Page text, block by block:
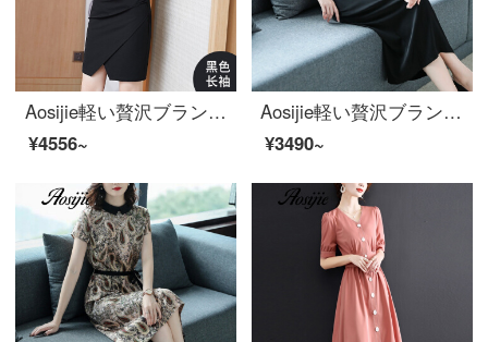
Aosijie軽い贅沢ブランドの婦人服の職業は尻のワンピースの女性を包んで、2020秋に新しいOLの出発点の小さい黒いスカートのVネックの修身の気質が現れてやせている1歩のスカートの黒色の長い/袖のM
¥4556~
Aosijie軽い贅沢ブランドの婦人服の小さい襟の半袖のシルクのワンピースの女性2020夏の新型の気質は腰を収めて明らかにやせているファッションの中で長いスカートのドレスのスカートの黒色Lを現します。
¥3490~